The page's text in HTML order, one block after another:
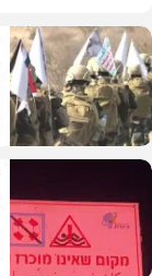
בעולם